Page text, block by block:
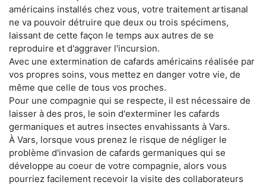
américains installés chez vous, votre traitement artisanal
ne va pouvoir détruire que deux ou trois spécimens,
laissant de cette façon le temps aux autres de se
reproduire et d'aggraver l'incursion.
Avec une extermination de cafards américains réalisée par
vos propres soins, vous mettez en danger votre vie, de
même que celle de tous vos proches.
Pour une compagnie qui se respecte, il est nécessaire de
laisser à des pros, le soin d'exterminer les cafards
germaniques et autres insectes envahissants à Vars.
À Vars, lorsque vous prenez le risque de négliger le
problème d'invasion de cafards germaniques qui se
développe au coeur de votre compagnie, alors vous
pourriez facilement recevoir la visite des collaborateurs